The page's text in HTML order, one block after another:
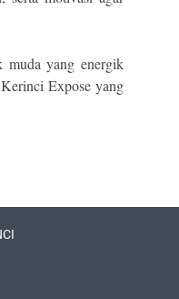
muda yang energik
Expose yang